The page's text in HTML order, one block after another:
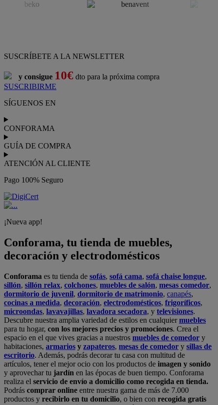
SUSCRÍBETE A LA NEWSLETTER
y consigue 10€ dto para la próxima compra
SUSCRIBIRME
SÍGUENOS EN
CONFORAMA
GUÍA DE COMPRA
ATENCIÓN AL CLIENTE
Pago 100% Seguro
¡Nueva app!
Conforama, tu tienda de muebles,
decoración y electrodomésticos
Conforama es tu tienda de sofás, sofá cama, sofá chaise longue,
sillón, sillón relax, colchones, muebles de salón, mesas comedor,
dormitorio de juvenil, dormitorio de matrimonio, canapés,
cocinas a medida, decoración, electrodomésticos, frigoríficos,
microondas, lavavajillas, lavadora secadora, y televisiones.
Descubre nuestra amplia variedad de estilos en cualquiermuebles
para tu hogar, con los mejores precios y promociones. Crea el
espacio en el que vives gracias a nuestros muebles de comedor y
habitaciones, armarios y zapateros, mesas de comedor y sillas de
escritorio. Además, podrás decorar tu casa con multitud de
artículos, tener el mejor ocio con los productos de imagen y sonido
y aprovechar tu jardín en las épocas de buen tiempo. Conforama
realiza el servicio de envío a domicilio como recogida en tienda.
Podrás comprar online entre nuestra gama de más de 7.000
productos y recibirlo en tu domicilio, o bien con recogida gratis